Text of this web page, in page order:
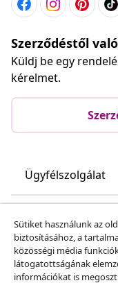
Szerződéstől
Küldj be egy
kérelmet.
Ügyfélszolgálat
vidaXL
Sütiket használunk az
biztosításához, a
közösségi média
látogatottságának
információkat is